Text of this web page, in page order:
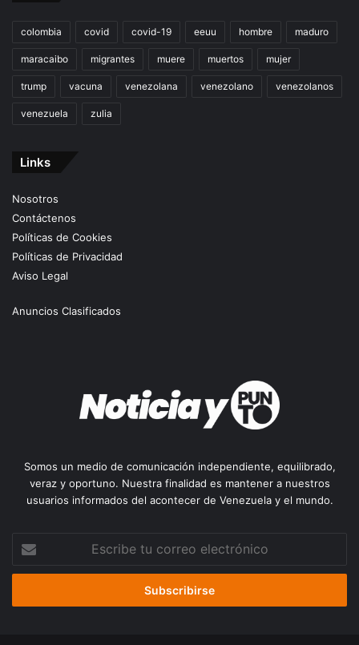
colombia covid covid-19 eeuu hombre maduro
maracaibo migrantes muere muertos mujer
trump vacuna venezolana venezolano venezolanos
venezuela zulia
Links
Nosotros
Contáctenos
Políticas de Cookies
Políticas de Privacidad
Aviso Legal
Anuncios Clasificados
Somos un medio de comunicación independiente, equilibrado,
veraz y oportuno. Nuestra finalidad es mantener a nuestros
usuarios informados del acontecer de Venezuela y el mundo.
correo